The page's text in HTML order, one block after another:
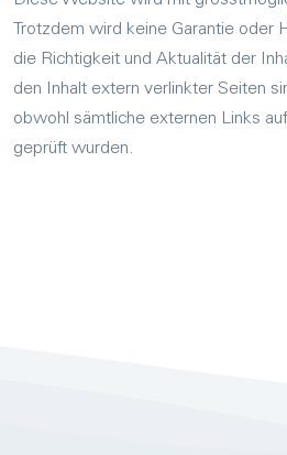
Trotzdem wird keine Garantie oder
die Richtigkeit und Aktualität der
den Inhalt extern verlinkter Seiten
obwohl sämtliche externen Links
geprüft wurden.